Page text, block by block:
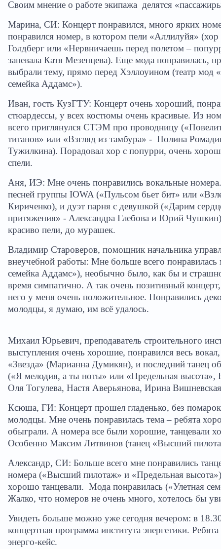
Своим мнение о работе экипажа делятся
Марина, СИ: Концерт понравился, много ярких
понравился номер, в котором пели «Аллилуйя»
Голдберг или «Нервничаешь перед полетом –
запевала Катя Мезенцева). Еще мода понравилась,
выбрали тему, прямо перед Хэллоуином (театр мод
семейка Аддамс»).
Иван, гость КузГТУ: Концерт очень хороший,
стюардессы, у всех костюмы очень красивые. Из
всего приглянулся СТЭМ про проводницу
титанов» или «Взгляд из тамбура» - Полина
Тужилкина). Порадовал хор с попурри, очень
спели.
Аня, ИЭ: Мне очень понравились вокальные
песней группы IOWA («Пульсом бьет бит» или
Кириченко), и дуэт парня с девушкой («Дарим
притяжения» - Александра Глебова и Юрий
красиво пели, до мурашек.
Владимир Староверов, помощник начальника
внеучебной работы: Мне больше всего понравилась
семейка Аддамс»), необычно было, как бы и
время симпатично. А так очень позитивный
него у меня очень положительное. Понравились
молодцы, я думаю, им всё удалось.
Михаил Юрьевич, преподаватель строительного
выступления очень хорошие, понравился весь
«Звезда» (Марианна Думикян), и последний танец
(«Я мелодия, а ты ноты» или «Предельная высота»,
Оля Тогулева, Настя Аверьянова, Ирина
Ксюша, ГИ: Концерт прошел гладенько, без
молодцы. Мне очень понравилась тема – ребята
обыграли. А номера все были хорошие, танцевали
Особенно Максим Литвинов (танец «Высший
Александр, СИ: Больше всего мне понравились
номера («Высший пилотаж» и «Предельная
хорошо танцевали. Мода понравилась («Улетная
Жалко, что номеров не очень много, хотелось бы
Увидеть больше можно уже сегодня вечером: в
концертная программа института энергетики.
энерго-кейс.